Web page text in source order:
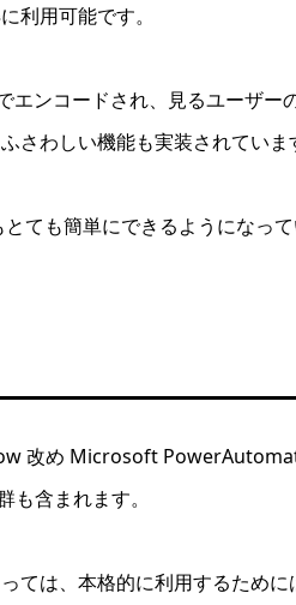
利用可能です。
ンコードされ、見るユーザー
さわしい機能も実装されていま
ても簡単にできるようになって
改め Microsoft
含まれます。
ては、本格的に利用するため